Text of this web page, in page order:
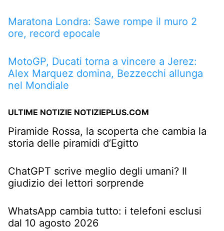
Maratona Londra: Sawe rompe il muro 2
ore, record epocale
MotoGP, Ducati torna a vincere a Jerez:
Alex Marquez domina, Bezzecchi allunga
nel Mondiale
ULTIME NOTIZIE NOTIZIEPLUS.COM
Piramide Rossa, la scoperta che cambia la
storia delle piramidi d’Egitto
ChatGPT scrive meglio degli umani? Il
giudizio dei lettori sorprende
WhatsApp cambia tutto: i telefoni esclusi
dal 10 agosto 2026